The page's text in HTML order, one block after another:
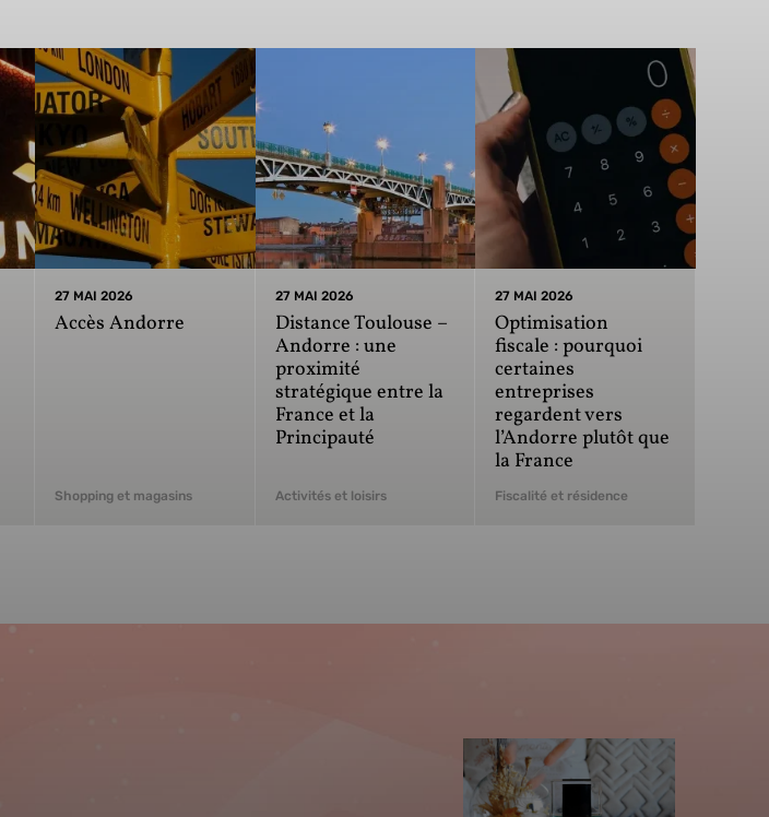
27 MAI 2026
Accès Andorre
Shopping et magasins
27 MAI 2026
Distance Toulouse –
Andorre : une
proximité
stratégique entre la
France et la
Principauté
Activités et loisirs
27 MAI 2026
Optimisation
fiscale : pourquoi
certaines
entreprises
regardent vers
l’Andorre plutôt que
la France
Fiscalité et résidence